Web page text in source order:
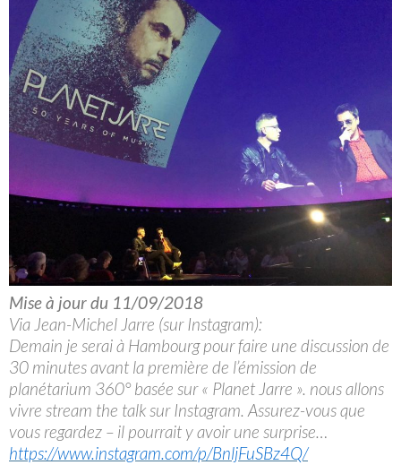
Mise à jour du 11/09/2018
Via Jean-Michel Jarre (sur Instagram):
Demain je serai à Hambourg pour faire une discussion de
30 minutes avant la première de l’émission de
planétarium 360° basée sur « Planet Jarre ». nous allons
vivre stream the talk sur Instagram. Assurez-vous que
vous regardez – il pourrait y avoir une surprise…
https://www.instagram.com/p/BnljFuSBz4Q/